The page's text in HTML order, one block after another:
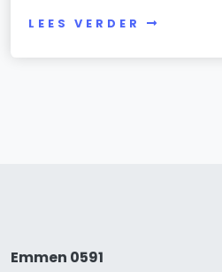
LEES VERDER
Emmen 0591